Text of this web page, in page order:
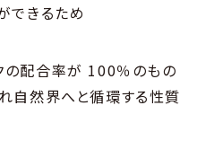
できるため
配合率が 100％のもの
自然界へと循環する性質